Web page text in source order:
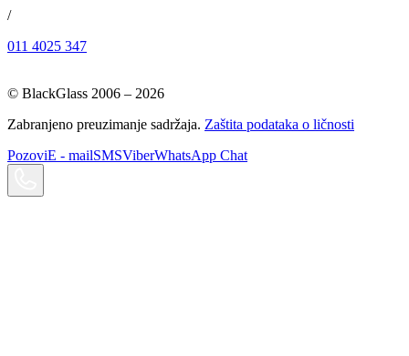
/
011 4025 347
© BlackGlass 2006 – 2026
Zabranjeno preuzimanje sadržaja. Zaštita podataka o ličnosti
PozoviE - mailSMSViberWhatsApp Chat